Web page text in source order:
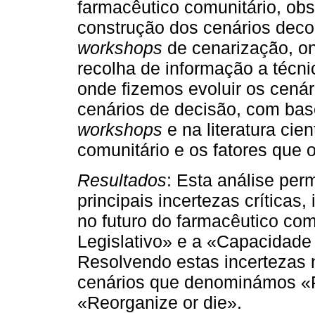
farmacêutico comunitário,
construção dos cenários
workshops de cenarização,
recolha de informação a
onde fizemos evoluir os
cenários de decisão, com
workshops e na literatura
comunitário e os fatores que
Resultados: Esta análise
principais incertezas críticas,
no futuro do farmacêutico
Legislativo» e a
Resolvendo estas
cenários que denominámos
«Reorganize or die».